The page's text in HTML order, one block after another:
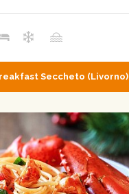
Seccheto (Livorno)